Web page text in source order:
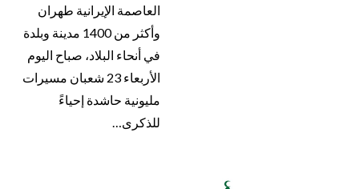
العاصمة الإيرانية طهران
وأكثر من 1400 مدينة وبلدة
في أنحاء البلاد، صباح اليوم
الأربعاء 23 شعبان مسيرات
مليونية حاشدة إحياءً
للذكرى…